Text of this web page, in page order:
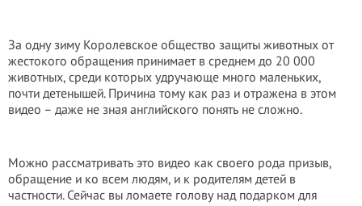
За одну зиму Королевское общество защиты животных от
жестокого обращения принимает в среднем до 20 000
животных, среди которых удручающе много маленьких,
почти детенышей. Причина тому как раз и отражена в этом
видео – даже не зная английского понять не сложно.
Можно рассматривать это видео как своего рода призыв,
обращение и ко всем людям, и к родителям детей в
частности. Сейчас вы ломаете голову над подарком для